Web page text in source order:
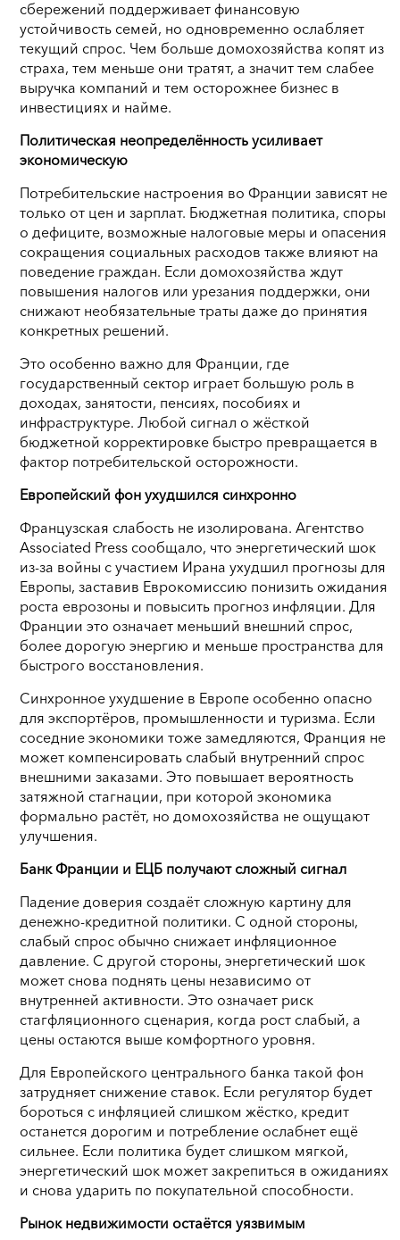
сбережений поддерживает финансовую
устойчивость семей, но одновременно ослабляет
текущий спрос. Чем больше домохозяйства копят из
страха, тем меньше они тратят, а значит тем слабее
выручка компаний и тем осторожнее бизнес в
инвестициях и найме.
Политическая неопределённость усиливает
экономическую
Потребительские настроения во Франции зависят не
только от цен и зарплат. Бюджетная политика, споры
о дефиците, возможные налоговые меры и опасения
сокращения социальных расходов также влияют на
поведение граждан. Если домохозяйства ждут
повышения налогов или урезания поддержки, они
снижают необязательные траты даже до принятия
конкретных решений.
Это особенно важно для Франции, где
государственный сектор играет большую роль в
доходах, занятости, пенсиях, пособиях и
инфраструктуре. Любой сигнал о жёсткой
бюджетной корректировке быстро превращается в
фактор потребительской осторожности.
Европейский фон ухудшился синхронно
Французская слабость не изолирована. Агентство
Associated Press сообщало, что энергетический шок
из-за войны с участием Ирана ухудшил прогнозы для
Европы, заставив Еврокомиссию понизить ожидания
роста еврозоны и повысить прогноз инфляции. Для
Франции это означает меньший внешний спрос,
более дорогую энергию и меньше пространства для
быстрого восстановления.
Синхронное ухудшение в Европе особенно опасно
для экспортёров, промышленности и туризма. Если
соседние экономики тоже замедляются, Франция не
может компенсировать слабый внутренний спрос
внешними заказами. Это повышает вероятность
затяжной стагнации, при которой экономика
формально растёт, но домохозяйства не ощущают
улучшения.
Банк Франции и ЕЦБ получают сложный сигнал
Падение доверия создаёт сложную картину для
денежно-кредитной политики. С одной стороны,
слабый спрос обычно снижает инфляционное
давление. С другой стороны, энергетический шок
может снова поднять цены независимо от
внутренней активности. Это означает риск
стагфляционного сценария, когда рост слабый, а
цены остаются выше комфортного уровня.
Для Европейского центрального банка такой фон
затрудняет снижение ставок. Если регулятор будет
бороться с инфляцией слишком жёстко, кредит
останется дорогим и потребление ослабнет ещё
сильнее. Если политика будет слишком мягкой,
энергетический шок может закрепиться в ожиданиях
и снова ударить по покупательной способности.
Рынок недвижимости остаётся уязвимым